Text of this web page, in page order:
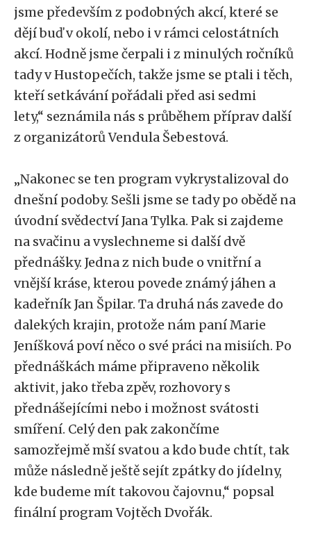
jsme především z podobných akcí, které se
dějí buď v okolí, nebo i v rámci celostátních
akcí. Hodně jsme čerpali i z minulých ročníků
tady v Hustopečích, takže jsme se ptali i těch,
kteří setkávání pořádali před asi sedmi
lety,“ seznámila nás s průběhem příprav další
z organizátorů Vendula Šebestová.
„Nakonec se ten program vykrystalizoval do
dnešní podoby. Sešli jsme se tady po obědě na
úvodní svědectví Jana Tylka. Pak si zajdeme
na svačinu a vyslechneme si další dvě
přednášky. Jedna z nich bude o vnitřní a
vnější kráse, kterou povede známý jáhen a
kadeřník Jan Špilar. Ta druhá nás zavede do
dalekých krajin, protože nám paní Marie
Jeníšková poví něco o své práci na misiích. Po
přednáškách máme připraveno několik
aktivit, jako třeba zpěv, rozhovory s
přednášejícími nebo i možnost svátosti
smíření. Celý den pak zakončíme
samozřejmě mší svatou a kdo bude chtít, tak
může následně ještě sejít zpátky do jídelny,
kde budeme mít takovou čajovnu,“ popsal
finální program Vojtěch Dvořák.